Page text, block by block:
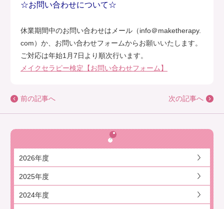
☆お問い合わせについて☆
休業期間中のお問い合わせはメール（info＠maketherapy.
com）か、お問い合わせフォームからお願いいたします。
ご対応は年始1月7日より順次行います。
メイクセラピー検定【お問い合わせフォーム】
前の記事へ 次の記事へ
2026年度
2025年度
2024年度